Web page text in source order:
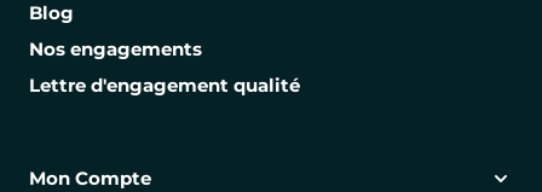
Blog
Nos engagements
Lettre d'engagement qualité
Mon Compte